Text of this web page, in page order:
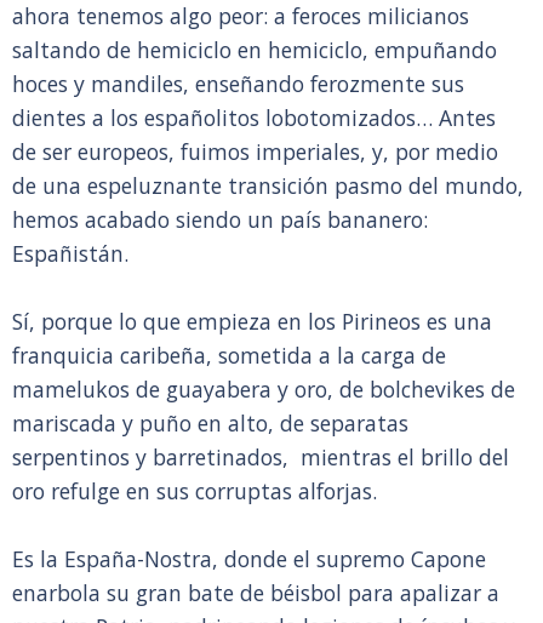
ahora tenemos algo peor: a feroces milicianos
saltando de hemiciclo en hemiciclo, empuñando
hoces y mandiles, enseñando ferozmente sus
dientes a los españolitos lobotomizados… Antes
de ser europeos, fuimos imperiales, y, por medio
de una espeluznante transición pasmo del mundo,
hemos acabado siendo un país bananero:
Españistán.
Sí, porque lo que empieza en los Pirineos es una
franquicia caribeña, sometida a la carga de
mamelukos de guayabera y oro, de bolchevikes de
mariscada y puño en alto, de separatas
serpentinos y barretinados, mientras el brillo del
oro refulge en sus corruptas alforjas.
Es la España-Nostra, donde el supremo Capone
enarbola su gran bate de béisbol para apalizar a